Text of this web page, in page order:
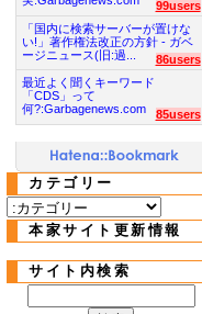
99users
「国内に検索サーバーが置けな
い!」著作権法改正の方針 - ガベ
ージニュース(旧:過...
86users
最近よく聞くキーワード
「CDS」って
何?:Garbagenews.com
85users
カテゴリー
本家サイト更新情報
サイト内検索